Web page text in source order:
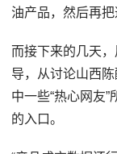
油产品，然后再把
而接下来的几天，
导，从讨论山西
中一些“热心网友
的入口。